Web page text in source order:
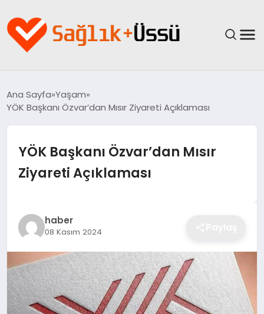
YAŞAM
SAĞLIK
GÜNCEL
BESLENME
Ana Sayfa Yaşam
YÖK Başkanı Özvar’dan Mısır Ziyareti Açıklaması
YÖK Başkanı Özvar’dan Mısır
Ziyareti Açıklaması
haber
08 Kasım 2024